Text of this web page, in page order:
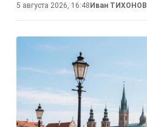
5 августа 2026, 16:48 Иван ТИХОНОВ